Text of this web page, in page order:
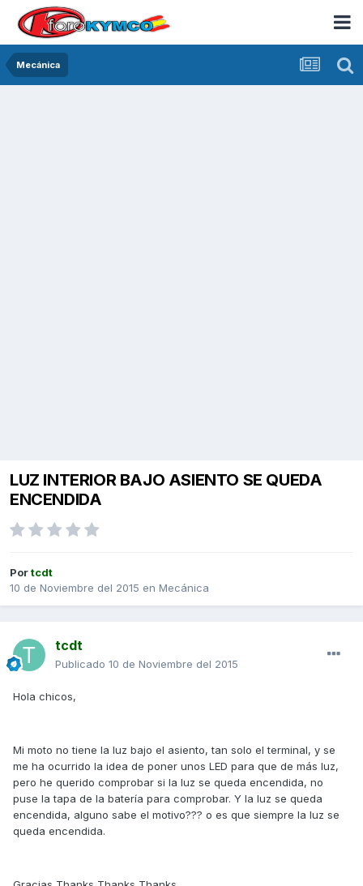
Mecánica
LUZ INTERIOR BAJO ASIENTO SE QUEDA
ENCENDIDA
Portcdt
10 de Noviembre del 2015 en Mecánica
tcdt
Publicado 10 de Noviembre del 2015
Hola chicos,
Mi moto no tiene la luz bajo el asiento, tan solo el terminal, y se
me ha ocurrido la idea de poner unos LED para que de más luz,
pero he querido comprobar si la luz se queda encendida, no
puse la tapa de la batería para comprobar. Y la luz se queda
encendida, alguno sabe el motivo??? o es que siempre la luz se
queda encendida.